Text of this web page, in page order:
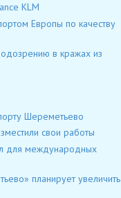
KLM
Европы по качеству
в кражах из
Шереметьево
свои работы
для международных
планирует увеличить